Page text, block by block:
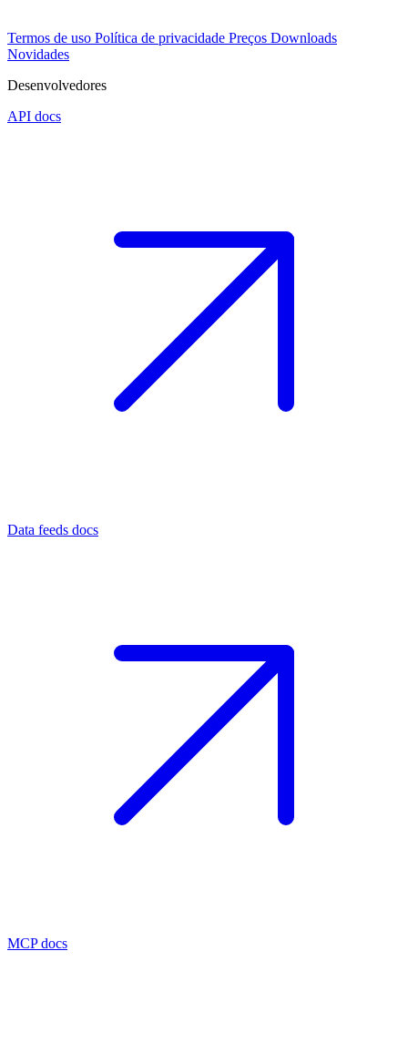
Termos de uso Política de privacidade Preços Downloads
Novidades
Desenvolvedores
API docs
Data feeds docs
MCP docs